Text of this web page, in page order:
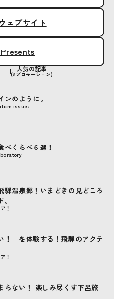
ェブサイト
人気の記事
(#プロモーション)
issues
ンのように。
べくらべ６選！
！
騨温泉郷！いまどきの見どころ
！
！」を体験する！飛騨のアクテ
らない！ 楽しみ尽くす下呂旅